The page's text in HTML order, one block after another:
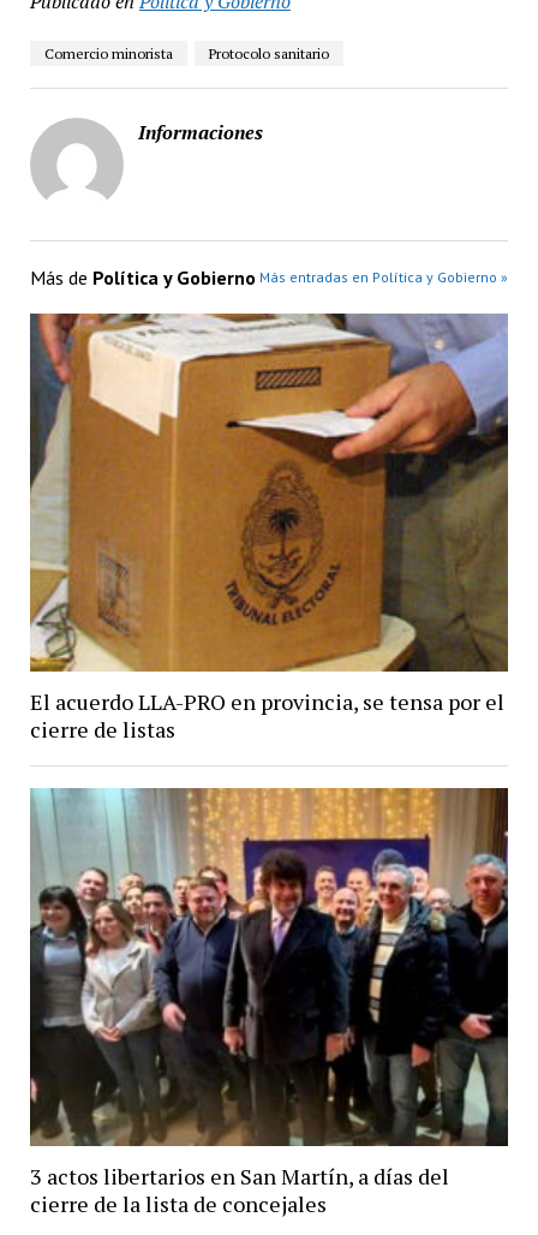
Comercio minorista Protocolo sanitario
Informaciones
Más de Política y Gobierno Más entradas en Política y Gobierno »
El acuerdo LLA-PRO en provincia, se tensa por el
cierre de listas
3 actos libertarios en San Martín, a días del
cierre de la lista de concejales